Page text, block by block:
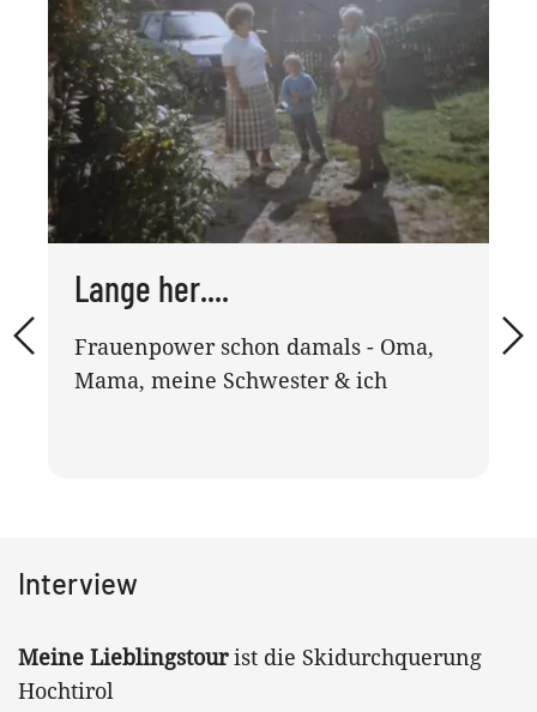
Lange her....
Frauenpower schon damals - Oma,
Mama, meine Schwester & ich
Interview
Meine Lieblingstourist die Skidurchquerung
Hochtirol